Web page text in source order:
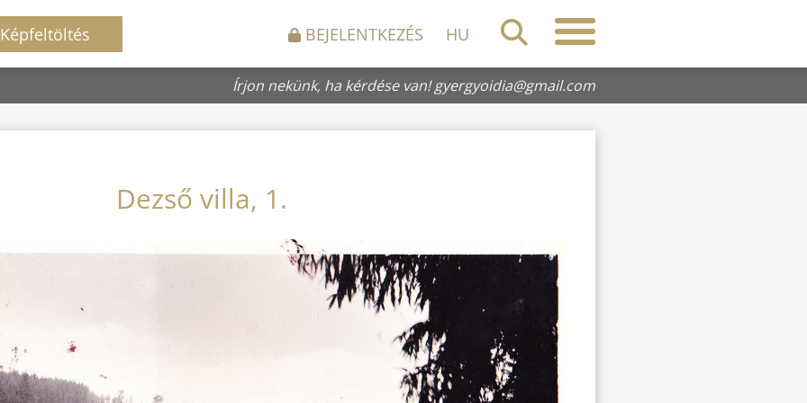
Képfeltöltés BEJELENTKEZÉS HU
Írjon nekünk, ha kérdése van!gyergyoidia@gmail.com
Dezső villa, 1.